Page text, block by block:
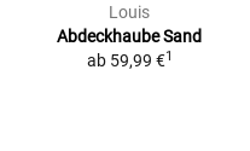
Louis
Abdeckhaube Sand
ab 59,99 €1